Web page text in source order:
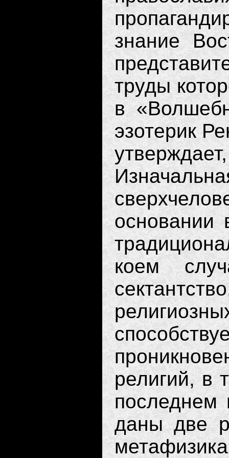
знание
труды
в
эзотерик
основании
коем
религий, в
последнем
даны две